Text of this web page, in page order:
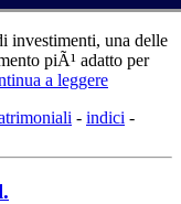
investimenti, una delle
piÃ¹ adatto per
a leggere
- indici -